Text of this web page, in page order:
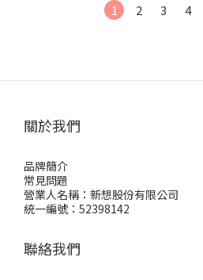
1 2 3 4
關於我們
品牌簡介
常見問題
營業人名稱：新想股份有限公司
統一編號：52398142
聯絡我們